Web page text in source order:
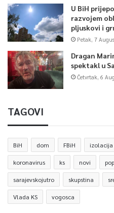
U BiH
razvojem
pljuskovi i
Petak, 7
Dragan
spektakl u
Četvrtak, 6
TAGOVI
BiH dom FBiH izolacija
koronavirus ks novi
sarajevskojutro skupstina
Vlada KS vogosca